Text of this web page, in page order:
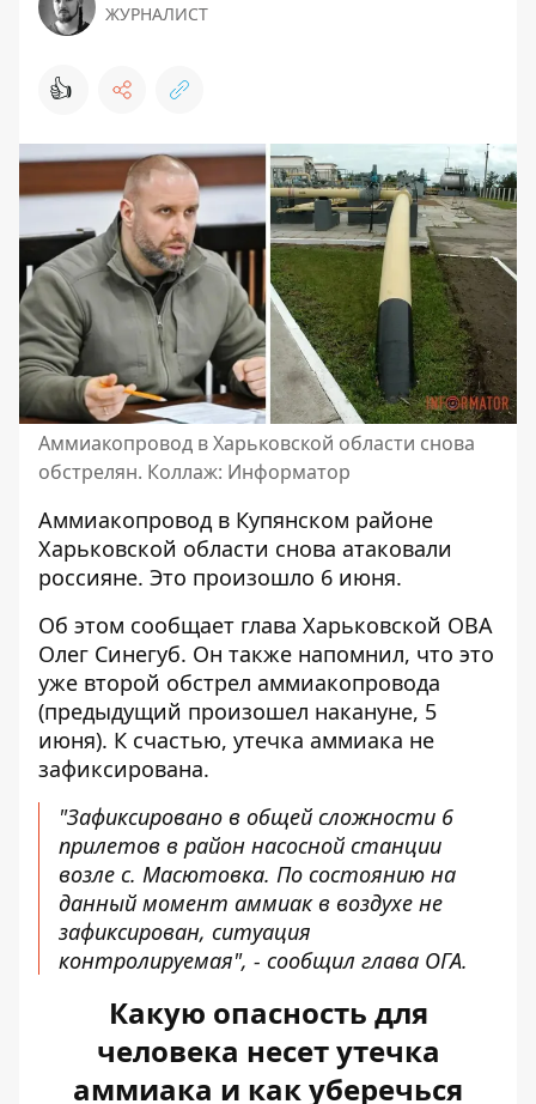
ЖУРНАЛИСТ
👍
Аммиакопровод в Харьковской области снова
обстрелян. Коллаж: Информатор
Аммиакопровод в Купянском районе
Харьковской области снова атаковали
россияне. Это произошло 6 июня.
Об этом сообщает глава Харьковской ОВА
Олег Синегуб. Он также напомнил, что это
уже второй обстрел аммиакопровода
(предыдущий произошел накануне, 5
июня). К счастью, утечка аммиака не
зафиксирована.
"Зафиксировано в общей сложности 6
прилетов в район насосной станции
возле с. Масютовка. По состоянию на
данный момент аммиак в воздухе не
зафиксирован, ситуация
контролируемая", - сообщил глава ОГА.
Какую опасность для
человека несет утечка
аммиака и как уберечься